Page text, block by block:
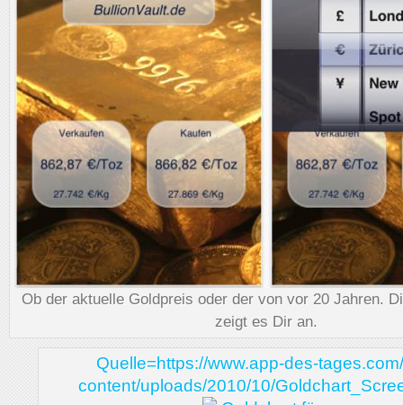
Ob der aktuelle Goldpreis oder der von vor 20 Jahren.
zeigt es Dir an.
Quelle=https://www.app-des-
content/uploads/2010/10/